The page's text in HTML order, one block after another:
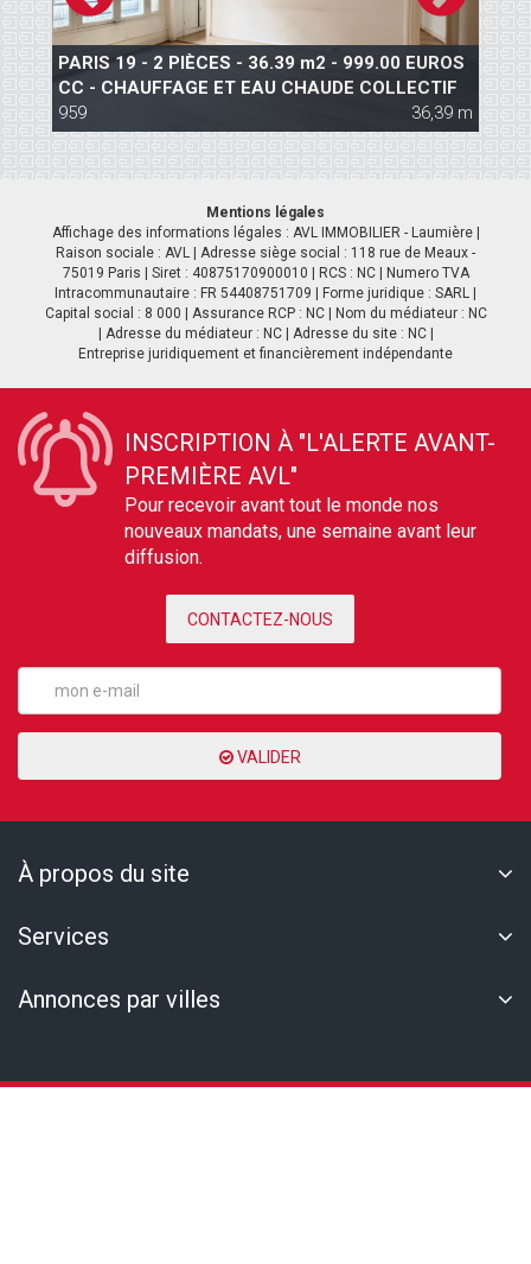
PARIS 19 - 2 PIÈCES - 36.39 m2 - 999.00 EUROS
CC - CHAUFFAGE ET EAU CHAUDE COLLECTIF
959
36,39 m
Mentions légales
Affichage des informations légales : AVL IMMOBILIER - Laumière |
Raison sociale : AVL | Adresse siège social : 118 rue de Meaux -
75019 Paris | Siret : 40875170900010 | RCS : NC | Numero TVA
Intracommunautaire : FR 54408751709 | Forme juridique : SARL |
Capital social : 8 000 | Assurance RCP : NC | Nom du médiateur : NC
| Adresse du médiateur : NC | Adresse du site : NC |
Entreprise juridiquement et financièrement indépendante
INSCRIPTION À "L'ALERTE AVANT-
PREMIÈRE AVL"
Pour recevoir avant tout le monde nos
nouveaux mandats, une semaine avant leur
diffusion.
CONTACTEZ-NOUS
VALIDER
À propos du site
Services
Annonces par villes